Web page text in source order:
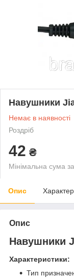
Навушники
Немає в наявності
Роздріб
42 ₴
Мінімальна сума
Опис
Опис
Навушники
Характеристики:
Тип